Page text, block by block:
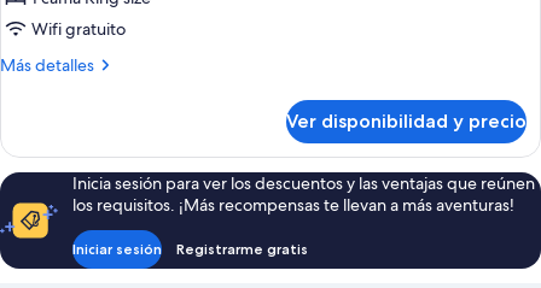
Habitación,
1
size
Wifi gratuito
Más detalles
Más
1
cama
King
size
Ver disponibilidad y precio
Inicia sesión para ver los descuentos y las ventajas que reúnen
los requisitos. ¡Más recompensas te llevan a más aventuras!
Iniciar sesión Registrarme gratis